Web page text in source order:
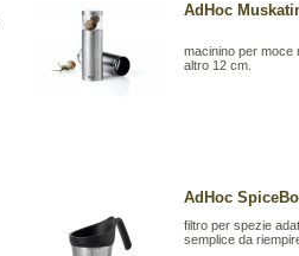
AdHoc
macinino per moce
altro 12 cm.
AdHoc
filtro per spezie
semplice da